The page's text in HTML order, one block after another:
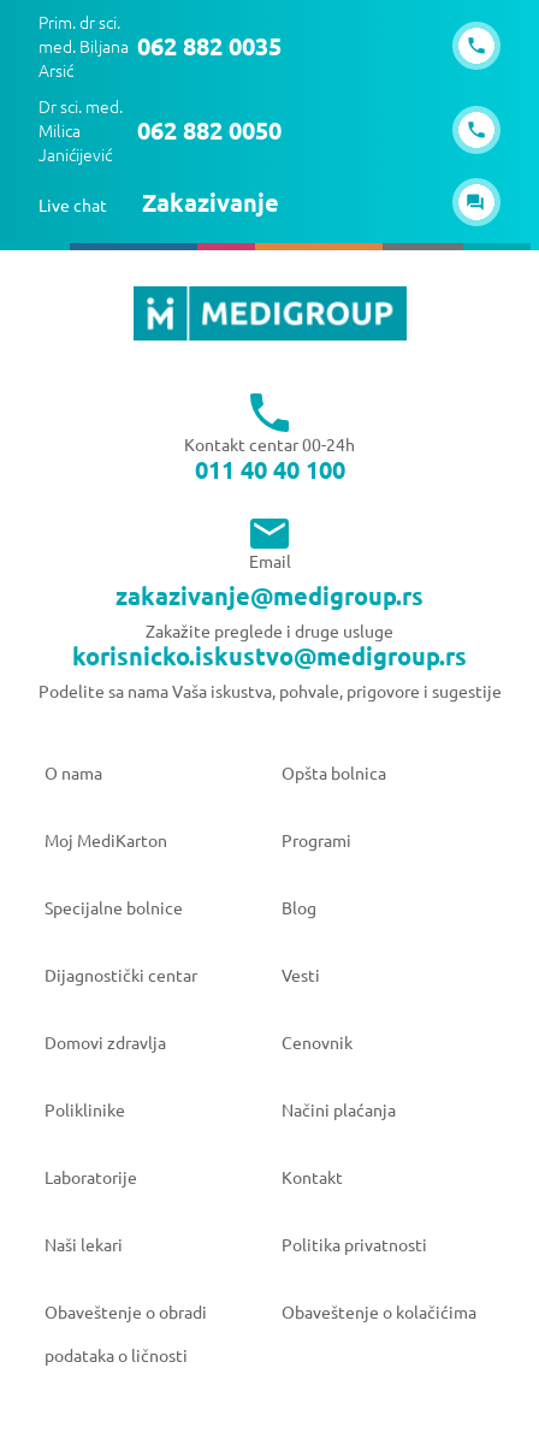
Prim. dr sci.
med. Biljana
Arsić
062 882 0035
Dr sci. med.
Milica
Janićijević
062 882 0050
Live chat Zakazivanje
Kontakt centar 00-24h
011 40 40 100
Email
zakazivanje@medigroup.rs
Zakažite preglede i druge usluge
korisnicko.iskustvo@medigroup.rs
Podelite sa nama Vaša iskustva, pohvale, prigovore i sugestije
O nama Opšta bolnica
Moj MediKarton Programi
Specijalne bolnice Blog
Dijagnostički centar Vesti
Domovi zdravlja Cenovnik
Poliklinike Načini plaćanja
Laboratorije Kontakt
Naši lekari Politika privatnosti
Obaveštenje o obradi
podataka o ličnosti
Obaveštenje o kolačićima